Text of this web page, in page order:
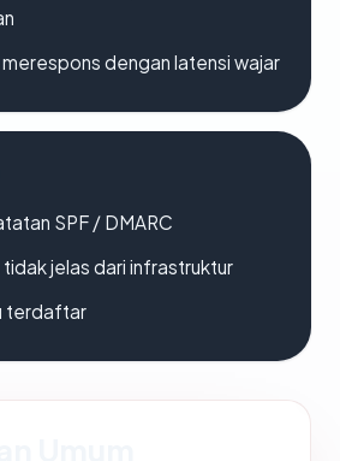
dengan latensi wajar
SPF / DMARC
tidak jelas dari infrastruktur
terdaftar